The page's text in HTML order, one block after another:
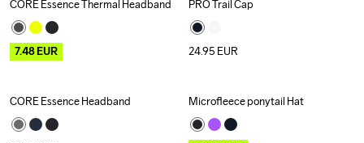
Outlet
CORE Essence Thermal Headband
7.48EUR
PRO Trail Cap
24.95 EUR
CORE Essence Headband Outlet
Microfleece ponytail Hat